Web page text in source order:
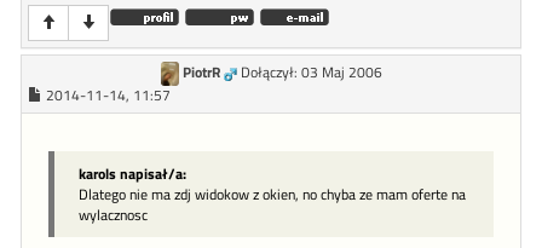
PiotrR
Dołączył: 03 Maj 2006
2014-11-14, 11:57
karols napisał/a:
Dlatego nie ma zdj widokow z okien, no chyba ze mam oferte na
wylacznosc